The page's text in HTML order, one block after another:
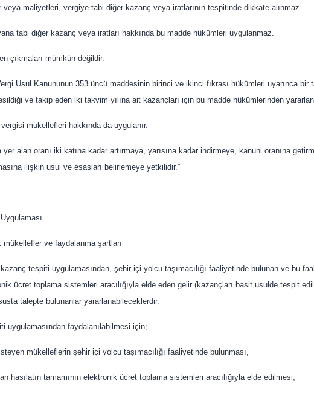
maliyetleri, vergiye tabi diğer kazanç veya iratlarının tespitinde dikkate alınmaz.
tabi diğer kazanç veya iratları hakkında bu madde hükümleri uygulanmaz.
çıkmaları mümkün değildir.
Usul Kanununun 353 üncü maddesinin birinci ve ikinci fıkrası hükümleri uyarınca bir
ve takip eden iki takvim yılına ait kazançları için bu madde hükümlerinden
mükellefleri hakkında da uygulanır.
yer alan oranı iki katına kadar artırmaya, yarısına kadar indirmeye, kanuni oranına
ilişkin usul ve esasları belirlemeye yetkilidir.”
ve faydalanma şartları
tespiti uygulamasından, şehir içi yolcu taşımacılığı faaliyetinde bulunan ve bu
ücret toplama sistemleri aracılığıyla elde eden gelir (kazançları basit usulde tespit
talepte bulunanlar yararlanabileceklerdir.
uygulamasından faydalanılabilmesi için;
mükelleflerin şehir içi yolcu taşımacılığı faaliyetinde bulunması,
hasılatın tamamının elektronik ücret toplama sistemleri aracılığıyla elde edilmesi,